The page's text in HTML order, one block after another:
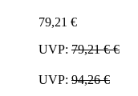
79,21 €
UVP: 79,21 €€
UVP: 94,26 €